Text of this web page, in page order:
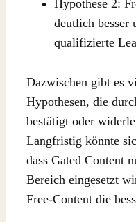
Hypothese 2:
deutlich besser
qualifizierte
Dazwischen gibt es
Hypothesen, die
bestätigt oder
Langfristig könnte
dass Gated Content
Bereich eingesetzt
Free-Content die